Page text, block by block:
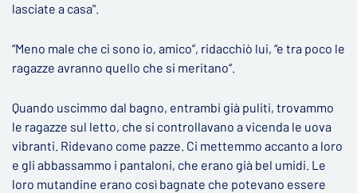
lasciate a casa".
“Meno male che ci sono io, amico”, ridacchiò lui, “e tra poco le
ragazze avranno quello che si meritano“.
Quando uscimmo dal bagno, entrambi già puliti, trovammo
le ragazze sul letto, che si controllavano a vicenda le uova
vibranti. Ridevano come pazze. Ci mettemmo accanto a loro
e gli abbassammo i pantaloni, che erano già bel umidi. Le
loro mutandine erano così bagnate che potevano essere